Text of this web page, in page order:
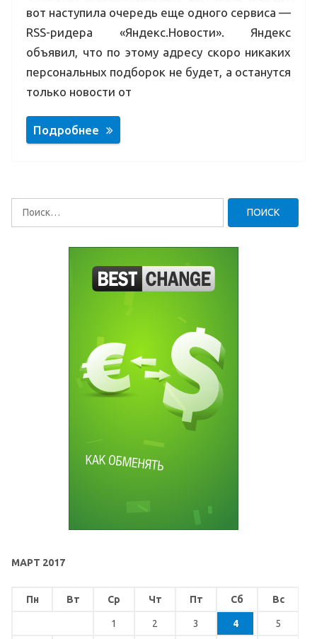
вот наступила очередь еще одного сервиса —
RSS-ридера «Яндекс.Новости». Яндекс
объявил, что по этому адресу скоро никаких
персональных подборок не будет, а останутся
только новости от
Подробнее
МАРТ 2017
Пн Вт Ср Чт Пт Сб Вс
1 2 3 4 5